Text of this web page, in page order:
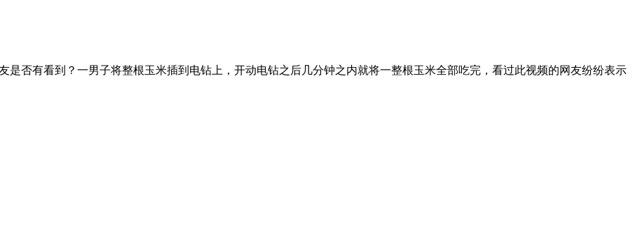
否有看到？一男子将整根玉米插到电钻上，开动电钻之后几分钟之内就将一整根玉米全部吃完，看过此视频的网友纷纷表示